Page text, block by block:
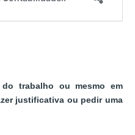
trabalho ou mesmo em
justificativa ou pedir uma